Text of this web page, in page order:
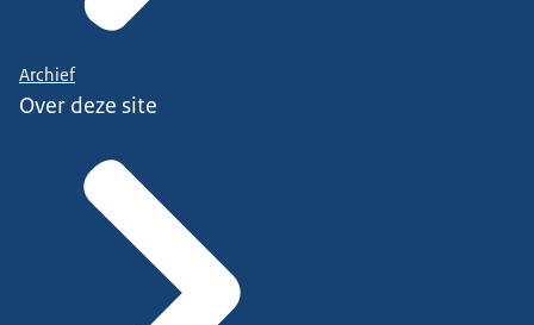
Archief
Over deze site